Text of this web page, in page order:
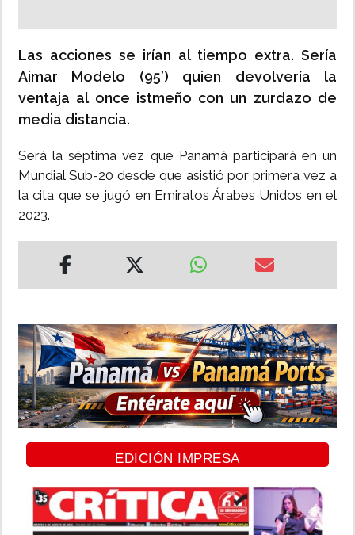
Las acciones se irían al tiempo extra. Sería
Aimar Modelo (95’) quien devolvería la
ventaja al once istmeño con un zurdazo de
media distancia.
Será la séptima vez que Panamá participará en un
Mundial Sub-20 desde que asistió por primera vez a
la cita que se jugó en Emiratos Árabes Unidos en el
2023.
EDICIÓN IMPRESA